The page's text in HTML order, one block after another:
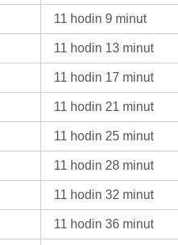
11 hodin 9 minut
11 hodin 13 minut
11 hodin 17 minut
11 hodin 21 minut
11 hodin 25 minut
11 hodin 28 minut
11 hodin 32 minut
11 hodin 36 minut